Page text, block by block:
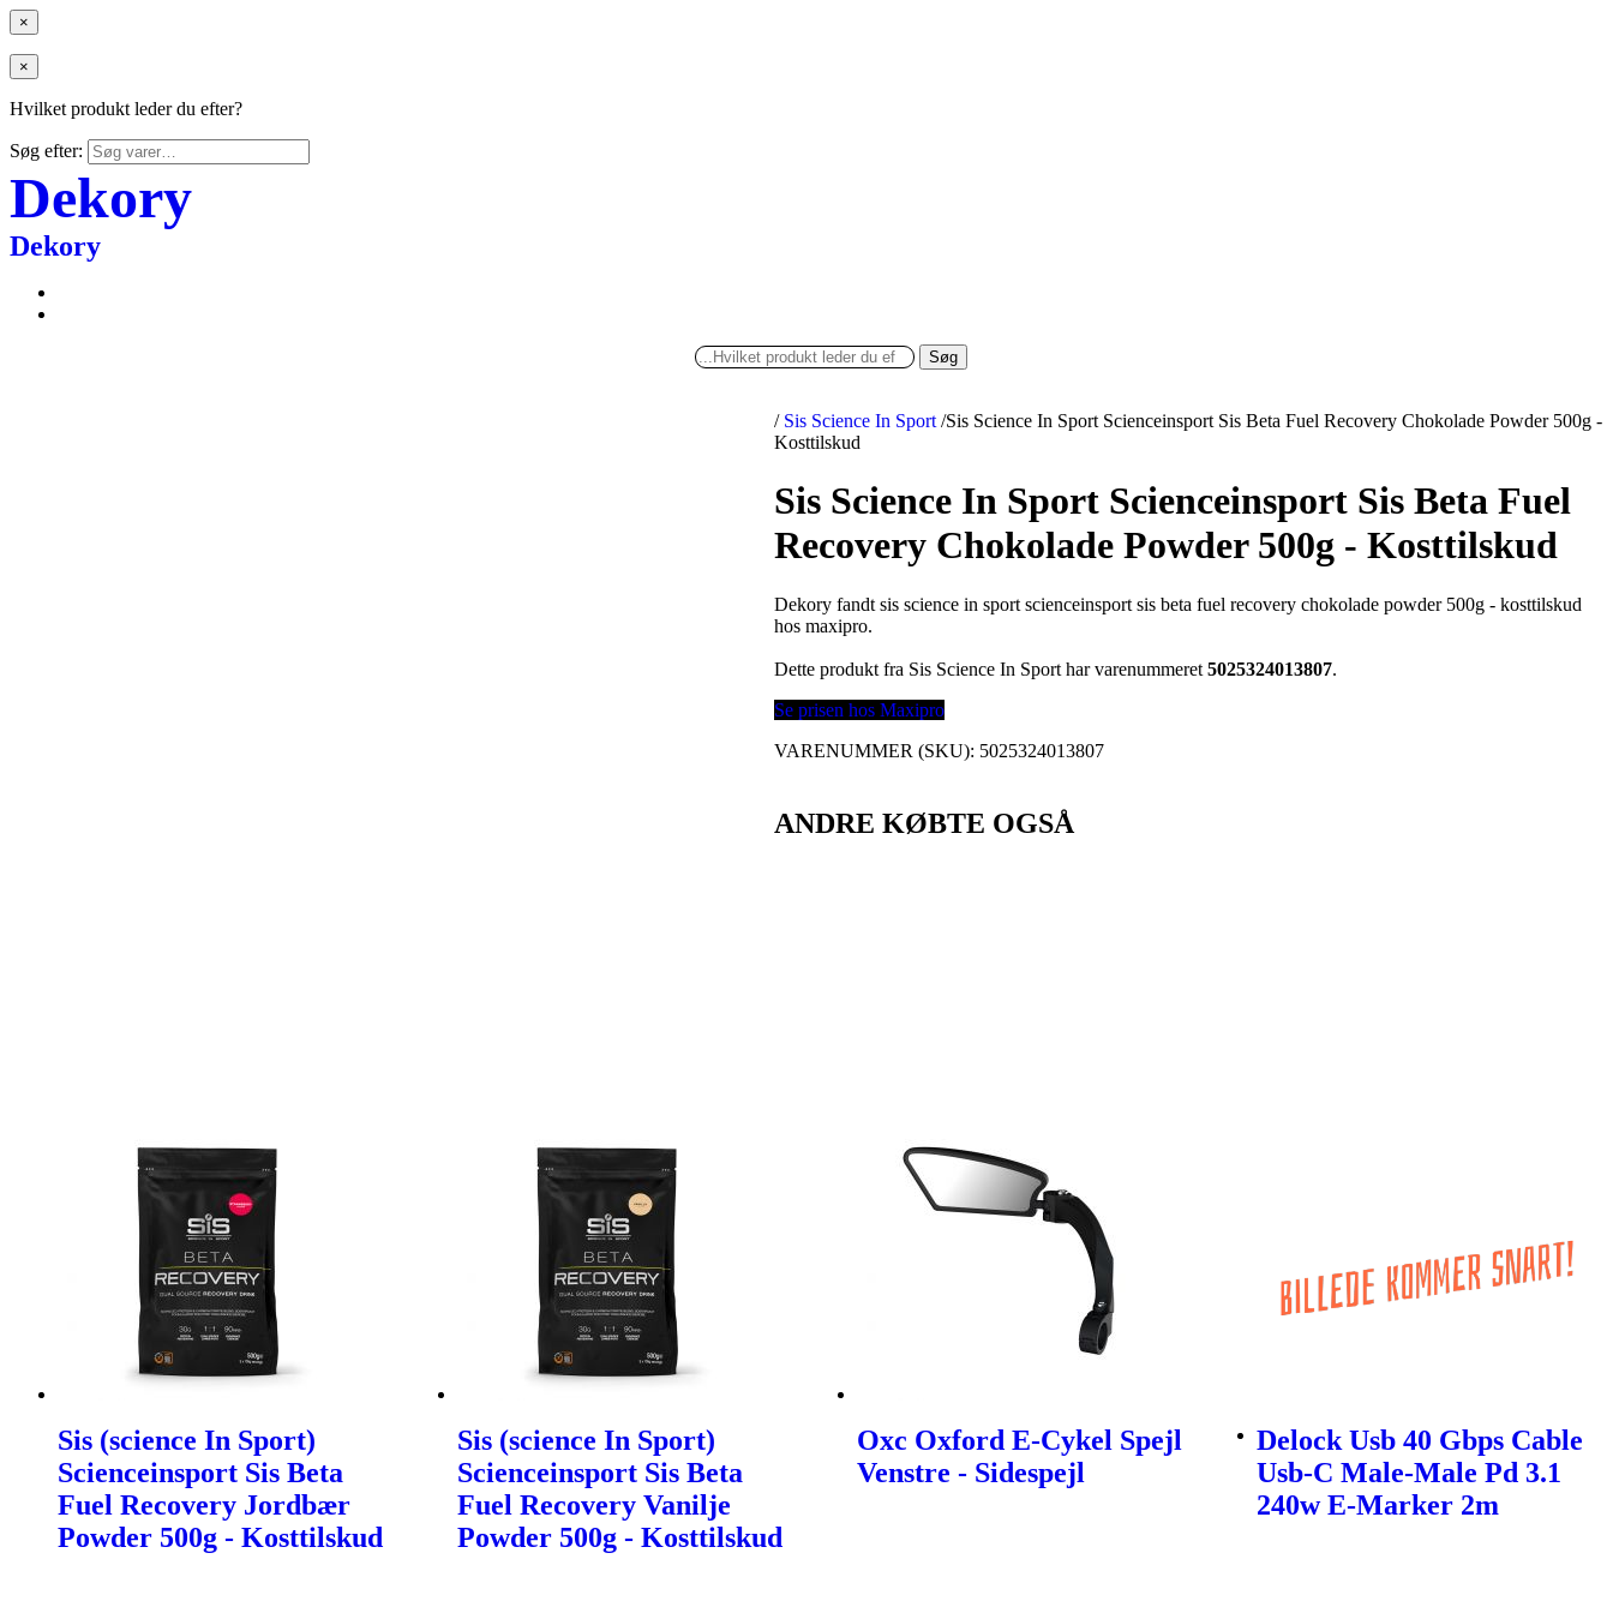
×
×
Hvilket produkt leder du efter?
Søg efter:
Dekory
Dekory
Søg
/ Sis Science In Sport /Sis Science In Sport Scienceinsport Sis Beta Fuel Recovery Chokolade Powder 500g -
Kosttilskud
Sis Science In Sport Scienceinsport Sis Beta Fuel
Recovery Chokolade Powder 500g - Kosttilskud
Dekory fandt sis science in sport scienceinsport sis beta fuel recovery chokolade powder 500g - kosttilskud
hos maxipro.
Dette produkt fra Sis Science In Sport har varenummeret5025324013807.
Se prisen hos Maxipro
VARENUMMER (SKU): 5025324013807
ANDRE KØBTE OGSÅ
Sis (science In Sport)
Scienceinsport Sis Beta
Fuel Recovery Jordbær
Powder 500g - Kosttilskud
Sis (science In Sport)
Scienceinsport Sis Beta
Fuel Recovery Vanilje
Powder 500g - Kosttilskud
Oxc Oxford E-Cykel Spejl
Venstre - Sidespejl
Delock Usb 40 Gbps Cable
Usb-C Male-Male Pd 3.1
240w E-Marker 2m